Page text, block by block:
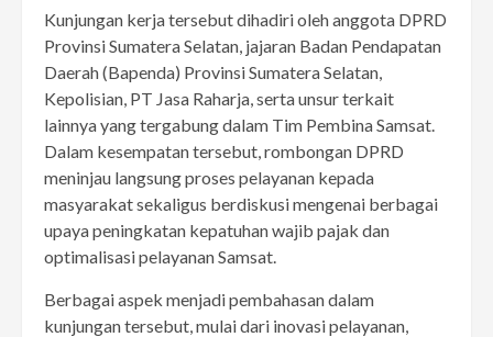
Kunjungan kerja tersebut dihadiri oleh anggota DPRD
Provinsi Sumatera Selatan, jajaran Badan Pendapatan
Daerah (Bapenda) Provinsi Sumatera Selatan,
Kepolisian, PT Jasa Raharja, serta unsur terkait
lainnya yang tergabung dalam Tim Pembina Samsat.
Dalam kesempatan tersebut, rombongan DPRD
meninjau langsung proses pelayanan kepada
masyarakat sekaligus berdiskusi mengenai berbagai
upaya peningkatan kepatuhan wajib pajak dan
optimalisasi pelayanan Samsat.
Berbagai aspek menjadi pembahasan dalam
kunjungan tersebut, mulai dari inovasi pelayanan,